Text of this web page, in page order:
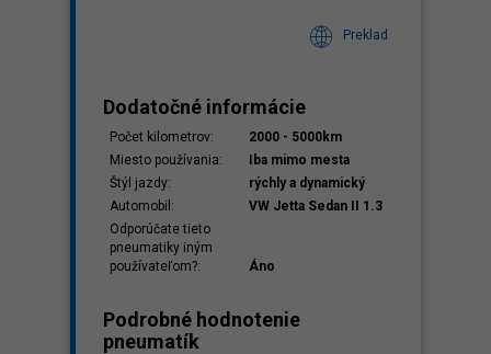
Preklad
Dodatočné informácie
Počet kilometrov:
2000 - 5000km
Miesto používania:
Iba mimo mesta
Štýl jazdy:
rýchly a dynamický
Automobil:
VW Jetta Sedan II 1.3
Odporúčate tieto
pneumatiky iným
používateľom?:
Áno
Podrobné hodnotenie
pneumatík